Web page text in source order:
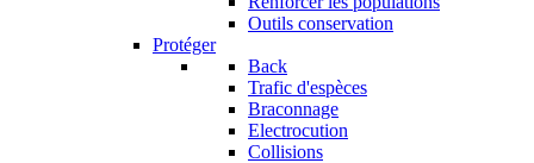
Outils conservation
Protéger
Back
Trafic d'espèces
Braconnage
Electrocution
Collisions